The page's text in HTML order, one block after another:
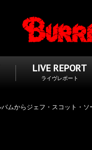
LIVE REPORT
ライヴレポート
ムからジェフ・スコット・